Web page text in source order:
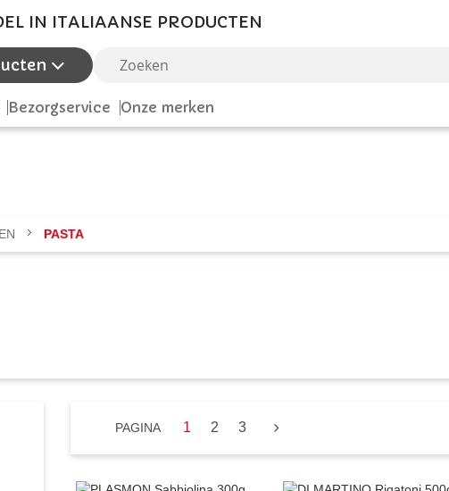
IN ITALIAANSE PRODUCTEN
Bezorgservice Onze merken
PASTA
PAGINA U LEES MOMENTEEL PAGINA
1 PAGINA
2 PAGINA
3 PAGINA
VOLGENDE